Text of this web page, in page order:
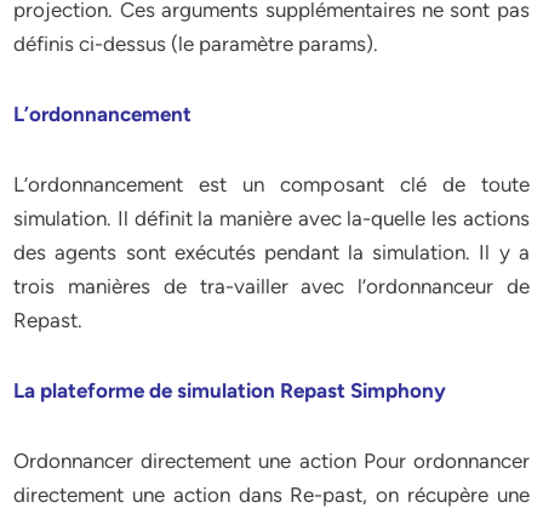
projection. Ces arguments supplémentaires ne sont pas
définis ci-dessus (le paramètre params).
L’ordonnancement
L’ordonnancement est un composant clé de toute
simulation. Il définit la manière avec la-quelle les actions
des agents sont exécutés pendant la simulation. Il y a
trois manières de tra-vailler avec l’ordonnanceur de
Repast.
La plateforme de simulation Repast Simphony
Ordonnancer directement une action Pour ordonnancer
directement une action dans Re-past, on récupère une